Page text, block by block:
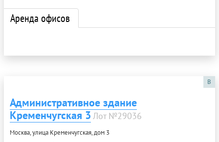
Аренда офисов
B
Административное здание
Кременчугская 3 Лот №29036
Москва, улица Кременчугская, дом 3